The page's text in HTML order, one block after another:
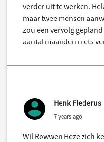
verder uit te werken.
maar twee mensen
zou een vervolg
aantal maanden niets
Henk Flederus
7 years ago
Wil Rowwen Heze zich